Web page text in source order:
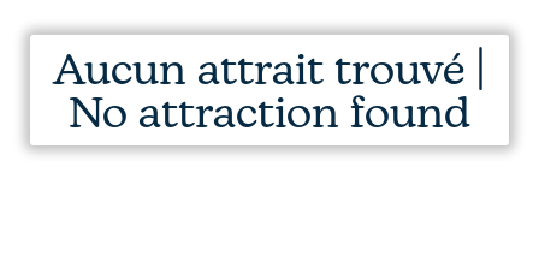
Aucun attrait trouvé |
No attraction found